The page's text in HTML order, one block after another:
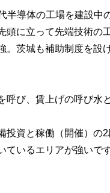
半導体の工場を建設
に立って先端技術の
茨城も補助制度を設
び、賃上げの呼び水と
投資と稼働（開催）の
いるエリアが強いです